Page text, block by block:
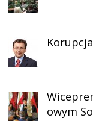
owym